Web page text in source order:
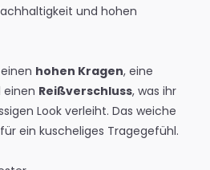
und hohen
hohen Kragen, eine
einen Reißverschluss, was ihr
Look verleiht. Das weiche
ein kuscheliges Tragegefühl.